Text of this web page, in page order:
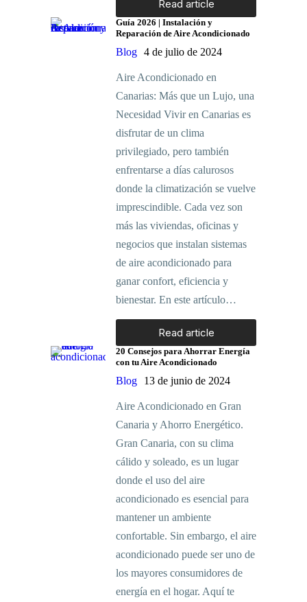
Read article
Guía 2026 | Instalación y
Reparación de Aire Acondicionado
Blog 4 de julio de 2024
Aire Acondicionado en
Canarias: Más que un Lujo, una
Necesidad Vivir en Canarias es
disfrutar de un clima
privilegiado, pero también
enfrentarse a días calurosos
donde la climatización se vuelve
imprescindible. Cada vez son
más las viviendas, oficinas y
negocios que instalan sistemas
de aire acondicionado para
ganar confort, eficiencia y
bienestar. En este artículo…
Read article
20 Consejos para Ahorrar Energía
con tu Aire Acondicionado
Blog 13 de junio de 2024
Aire Acondicionado en Gran
Canaria y Ahorro Energético.
Gran Canaria, con su clima
cálido y soleado, es un lugar
donde el uso del aire
acondicionado es esencial para
mantener un ambiente
confortable. Sin embargo, el aire
acondicionado puede ser uno de
los mayores consumidores de
energía en el hogar. Aquí te